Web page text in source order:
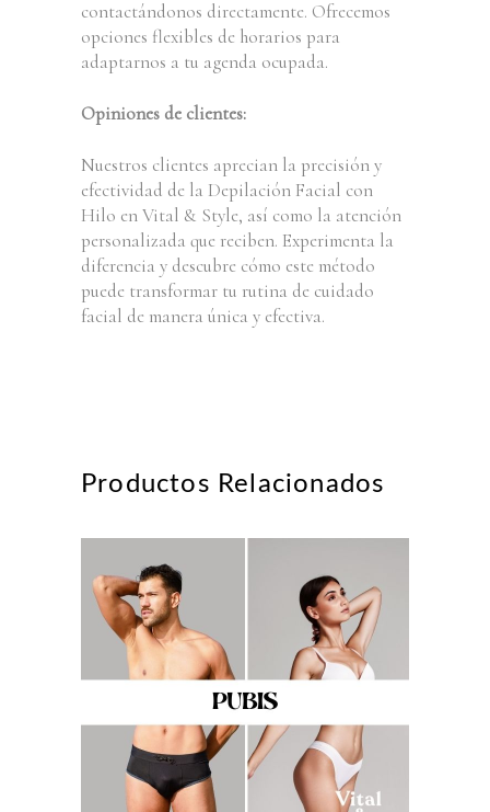
contactándonos directamente. Ofrecemos
opciones flexibles de horarios para
adaptarnos a tu agenda ocupada.
Opiniones de clientes:
Nuestros clientes aprecian la precisión y
efectividad de la Depilación Facial con
Hilo en Vital & Style, así como la atención
personalizada que reciben. Experimenta la
diferencia y descubre cómo este método
puede transformar tu rutina de cuidado
facial de manera única y efectiva.
Productos Relacionados